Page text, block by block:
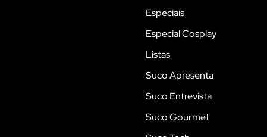
Especiais
Especial Cosplay
Listas
Suco Apresenta
Suco Entrevista
Suco Gourmet